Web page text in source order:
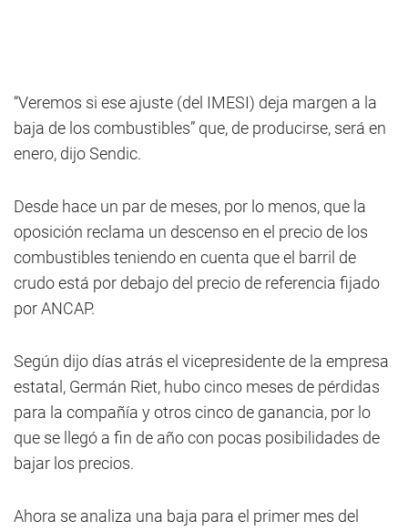
“Veremos si ese ajuste (del IMESI) deja margen a la
baja de los combustibles” que, de producirse, será en
enero, dijo Sendic.
Desde hace un par de meses, por lo menos, que la
oposición reclama un descenso en el precio de los
combustibles teniendo en cuenta que el barril de
crudo está por debajo del precio de referencia fijado
por ANCAP.
Según dijo días atrás el vicepresidente de la empresa
estatal, Germán Riet, hubo cinco meses de pérdidas
para la compañía y otros cinco de ganancia, por lo
que se llegó a fin de año con pocas posibilidades de
bajar los precios.
Ahora se analiza una baja para el primer mes del